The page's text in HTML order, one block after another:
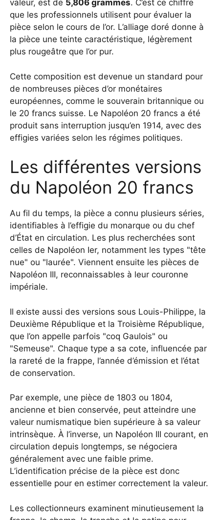
valeur, est de 5,806 grammes. C’est ce chiffre
que les professionnels utilisent pour évaluer la
pièce selon le cours de l’or. L’alliage doré donne à
la pièce une teinte caractéristique, légèrement
plus rougeâtre que l’or pur.
Cette composition est devenue un standard pour
de nombreuses pièces d’or monétaires
européennes, comme le souverain britannique ou
le 20 francs suisse. Le Napoléon 20 francs a été
produit sans interruption jusqu’en 1914, avec des
effigies variées selon les régimes politiques.
Les différentes versions
du Napoléon 20 francs
Au fil du temps, la pièce a connu plusieurs séries,
identifiables à l’effigie du monarque ou du chef
d’État en circulation. Les plus recherchées sont
celles de Napoléon Ier, notamment les types "tête
nue" ou "laurée". Viennent ensuite les pièces de
Napoléon III, reconnaissables à leur couronne
impériale.
Il existe aussi des versions sous Louis-Philippe, la
Deuxième République et la Troisième République,
que l’on appelle parfois "coq Gaulois" ou
"Semeuse". Chaque type a sa cote, influencée par
la rareté de la frappe, l’année d’émission et l’état
de conservation.
Par exemple, une pièce de 1803 ou 1804,
ancienne et bien conservée, peut atteindre une
valeur numismatique bien supérieure à sa valeur
intrinsèque. À l’inverse, un Napoléon III courant, en
circulation depuis longtemps, se négociera
généralement avec une faible prime.
L’identification précise de la pièce est donc
essentielle pour en estimer correctement la valeur.
Les collectionneurs examinent minutieusement la